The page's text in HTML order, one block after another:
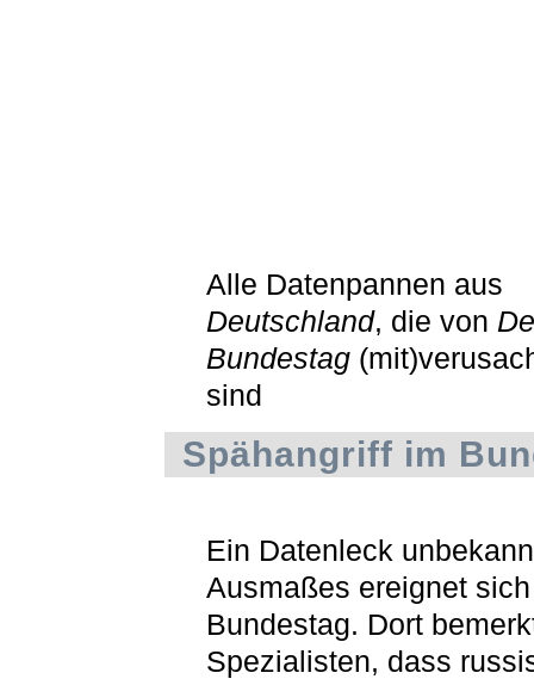
Alle Datenpannen aus
Deutschland, die von
Bundestag
sind
Spähangriff im
Ein Datenleck
Ausmaßes ereignet
Bundestag. Dort
Spezialisten, dass